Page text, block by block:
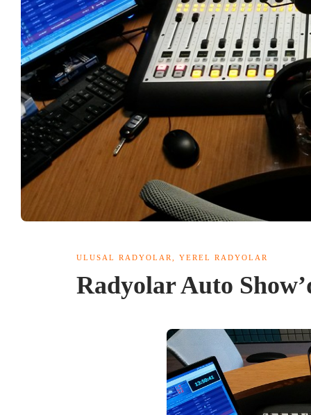
ULUSAL RADYOLAR, YEREL RADYOLAR
Radyolar Auto